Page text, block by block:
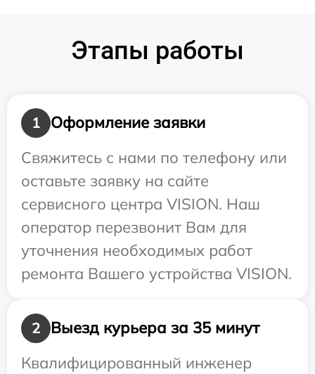
Этапы работы
1
Оформление заявки
Свяжитесь с нами по телефону или
оставьте заявку на сайте
сервисного центра VISION. Наш
оператор перезвонит Вам для
уточнения необходимых работ
ремонта Вашего устройства VISION.
2
Выезд курьера за 35 минут
Квалифицированный инженер